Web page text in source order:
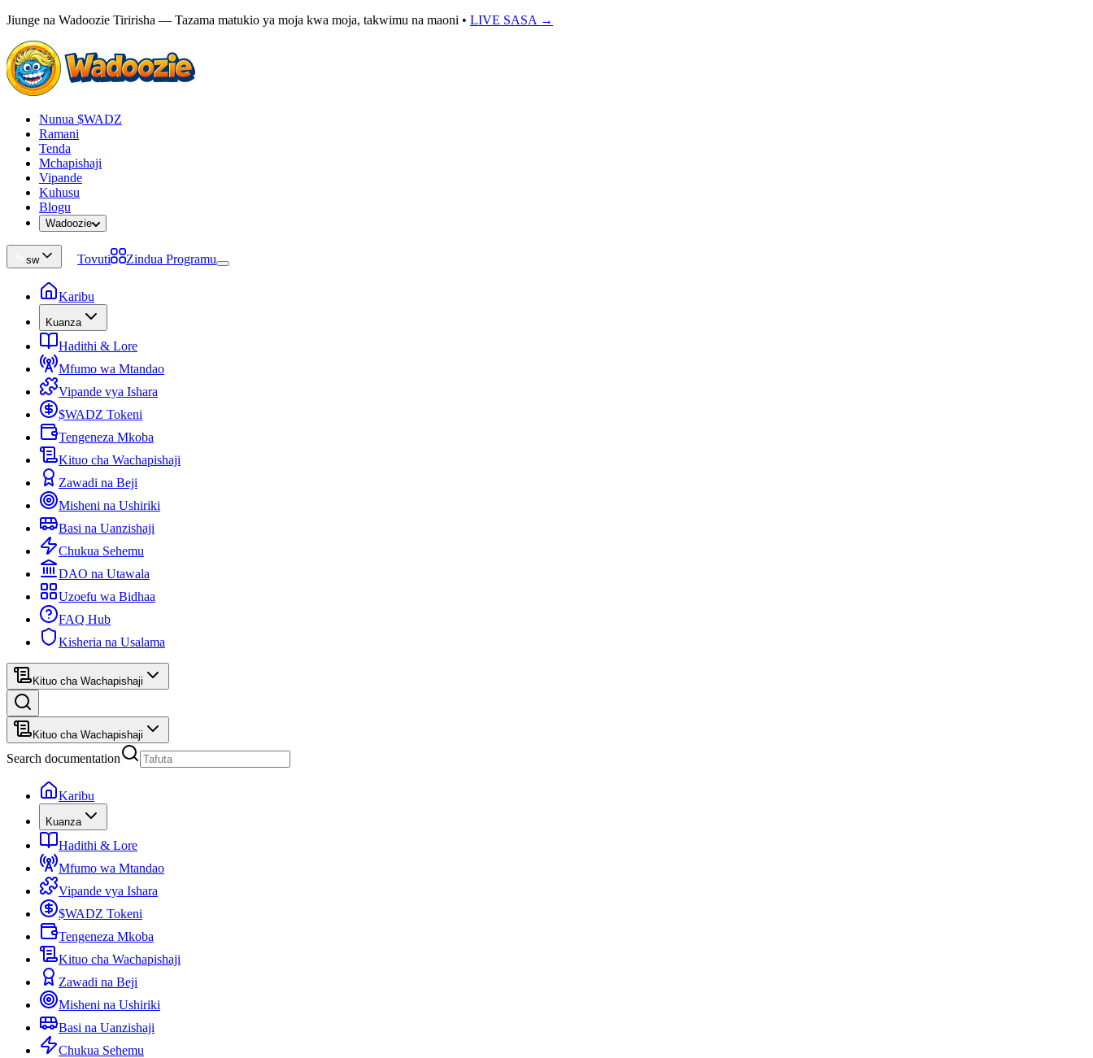
Jiunge na Wadoozie Tiririsha — Tazama matukio ya moja kwa moja, takwimu na maoni • LIVE SASA →
Nunua $WADZ
Ramani
Tenda
Mchapishaji
Vipande
Kuhusu
Blogu
Wadoozie
sw Tovuti Zindua Programu
Karibu
Kuanza
Hadithi & Lore
Mfumo wa Mtandao
Vipande vya Ishara
$WADZ Tokeni
Tengeneza Mkoba
Kituo cha Wachapishaji
Zawadi na Beji
Misheni na Ushiriki
Basi na Uanzishaji
Chukua Sehemu
DAO na Utawala
Uzoefu wa Bidhaa
FAQ Hub
Kisheria na Usalama
Kituo cha Wachapishaji
Kituo cha Wachapishaji
Search documentation
Karibu
Kuanza
Hadithi & Lore
Mfumo wa Mtandao
Vipande vya Ishara
$WADZ Tokeni
Tengeneza Mkoba
Kituo cha Wachapishaji
Zawadi na Beji
Misheni na Ushiriki
Basi na Uanzishaji
Chukua Sehemu